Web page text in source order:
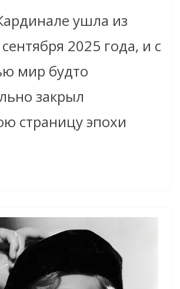
ушла из
2025 года, и с
мир будто
закрыл
страницу эпохи